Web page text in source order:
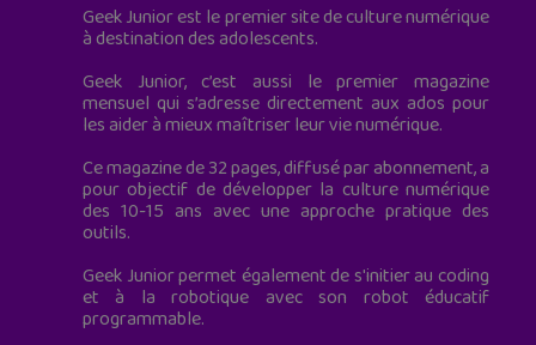
Geek Junior est le premier site de culture numérique
à destination des adolescents.
Geek Junior, c’est aussi le premier magazine
mensuel qui s’adresse directement aux ados pour
les aider à mieux maîtriser leur vie numérique.
Ce magazine de 32 pages, diffusé par abonnement, a
pour objectif de développer la culture numérique
des 10-15 ans avec une approche pratique des
outils.
Geek Junior permet également de s'initier au coding
et à la robotique avec son robot éducatif
programmable.